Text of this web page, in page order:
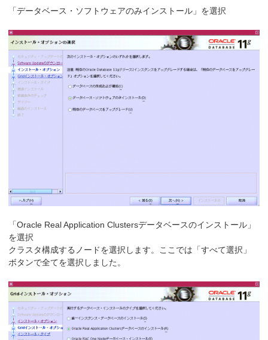
「データベース・ソフトウェアのみインストール」を選択
「Oracle Real Application Clustersデータベースのインストール」
を選択
クラスタ構成するノードを選択します。ここでは「すべて選択」
ボタンで全てを選択しました。